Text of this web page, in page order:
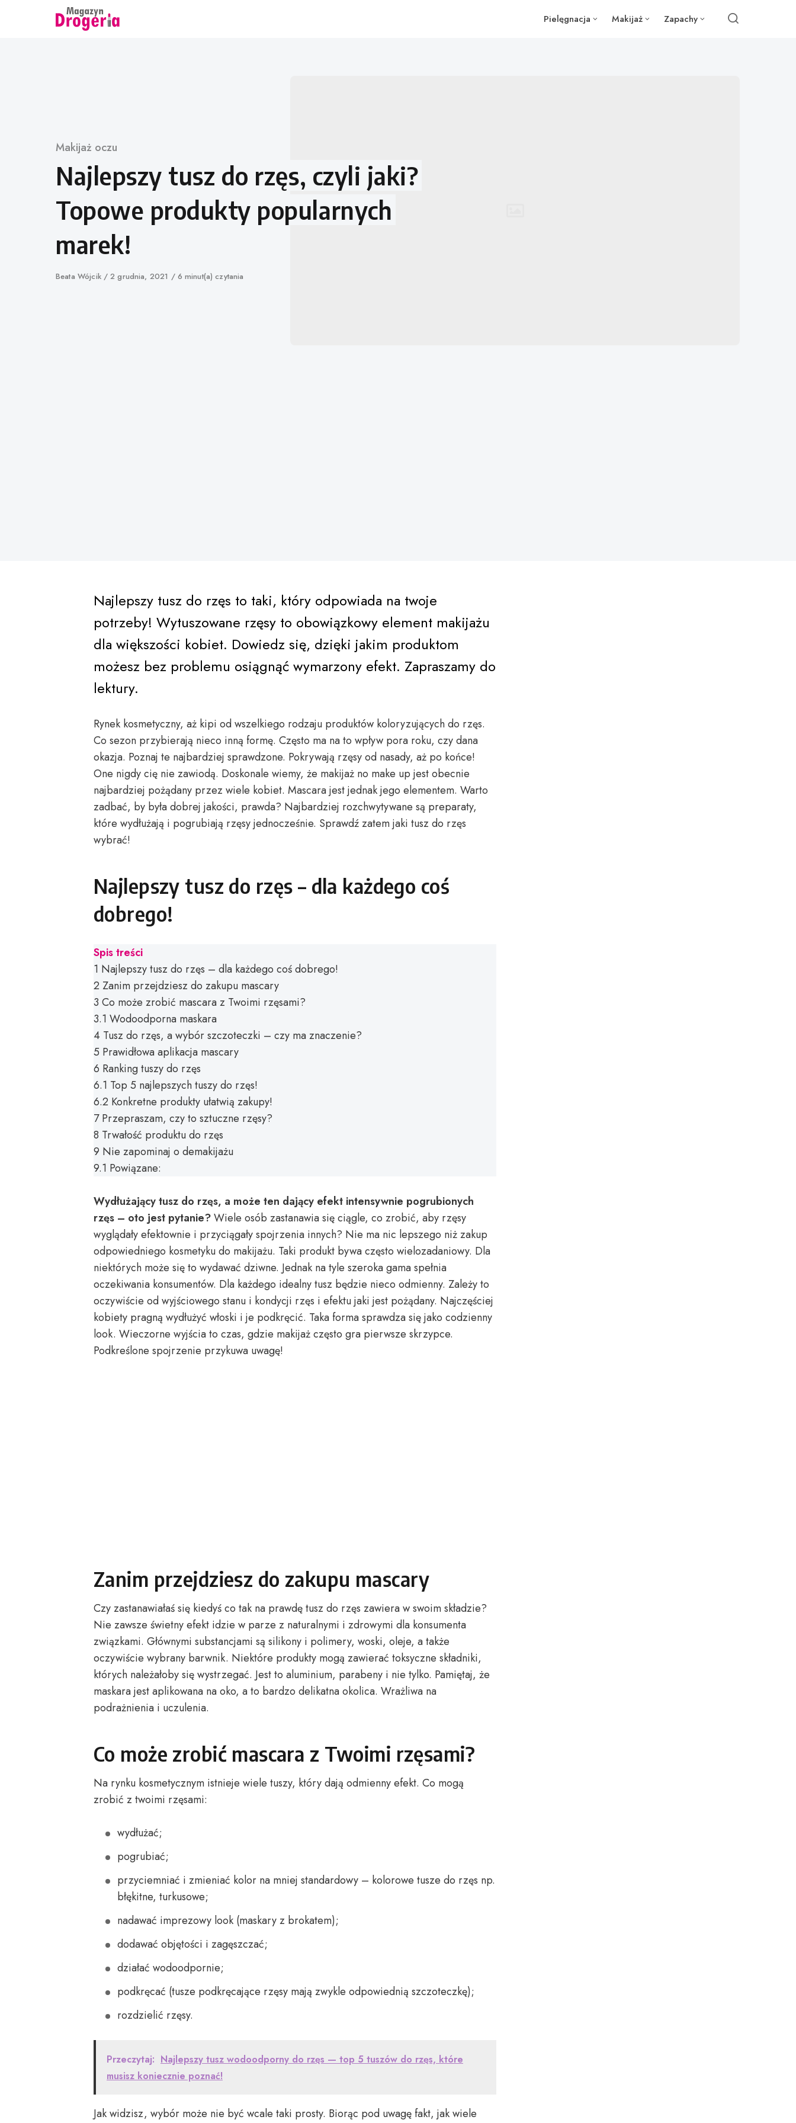
Pielęgnacja Makijaż Zapachy
Category
Makijaż oczu
Najlepszy tusz do rzęs, czyli jaki?
Topowe produkty popularnych
marek!
Author
Beata Wójcik
Published
2 grudnia, 2021 6 minut(a) czytania
Najlepszy tusz do rzęs to taki, który odpowiada na twoje
potrzeby! Wytuszowane rzęsy to obowiązkowy element makijażu
dla większości kobiet. Dowiedz się, dzięki jakim produktom
możesz bez problemu osiągnąć wymarzony efekt. Zapraszamy do
lektury.
Rynek kosmetyczny, aż kipi od wszelkiego rodzaju produktów koloryzujących do rzęs.
Co sezon przybierają nieco inną formę. Często ma na to wpływ pora roku, czy dana
okazja. Poznaj te najbardziej sprawdzone. Pokrywają rzęsy od nasady, aż po końce!
One nigdy cię nie zawiodą. Doskonale wiemy, że makijaż no make up jest obecnie
najbardziej pożądany przez wiele kobiet. Mascara jest jednak jego elementem. Warto
zadbać, by była dobrej jakości, prawda? Najbardziej rozchwytywane są preparaty,
które wydłużają i pogrubiają rzęsy jednocześnie. Sprawdź zatem jaki tusz do rzęs
wybrać!
Najlepszy tusz do rzęs – dla każdego coś
dobrego!
Spis treści
1 Najlepszy tusz do rzęs – dla każdego coś dobrego!
2 Zanim przejdziesz do zakupu mascary
3 Co może zrobić mascara z Twoimi rzęsami?
3.1 Wodoodporna maskara
4 Tusz do rzęs, a wybór szczoteczki – czy ma znaczenie?
5 Prawidłowa aplikacja mascary
6 Ranking tuszy do rzęs
6.1 Top 5 najlepszych tuszy do rzęs!
6.2 Konkretne produkty ułatwią zakupy!
7 Przepraszam, czy to sztuczne rzęsy?
8 Trwałość produktu do rzęs
9 Nie zapominaj o demakijażu
9.1 Powiązane:
Wydłużający tusz do rzęs, a może ten dający efekt intensywnie pogrubionych
rzęs – oto jest pytanie?Wiele osób zastanawia się ciągle, co zrobić, aby rzęsy
wyglądały efektownie i przyciągały spojrzenia innych? Nie ma nic lepszego niż zakup
odpowiedniego kosmetyku do makijażu. Taki produkt bywa często wielozadaniowy. Dla
niektórych może się to wydawać dziwne. Jednak na tyle szeroka gama spełnia
oczekiwania konsumentów. Dla każdego idealny tusz będzie nieco odmienny. Zależy to
oczywiście od wyjściowego stanu i kondycji rzęs i efektu jaki jest pożądany. Najczęściej
kobiety pragną wydłużyć włoski i je podkręcić. Taka forma sprawdza się jako codzienny
look. Wieczorne wyjścia to czas, gdzie makijaż często gra pierwsze skrzypce.
Podkreślone spojrzenie przykuwa uwagę!
Zanim przejdziesz do zakupu mascary
Czy zastanawiałaś się kiedyś co tak na prawdę tusz do rzęs zawiera w swoim składzie?
Nie zawsze świetny efekt idzie w parze z naturalnymi i zdrowymi dla konsumenta
związkami. Głównymi substancjami są silikony i polimery, woski, oleje, a także
oczywiście wybrany barwnik. Niektóre produkty mogą zawierać toksyczne składniki,
których należałoby się wystrzegać. Jest to aluminium, parabeny i nie tylko. Pamiętaj, że
maskara jest aplikowana na oko, a to bardzo delikatna okolica. Wrażliwa na
podrażnienia i uczulenia.
Co może zrobić mascara z Twoimi rzęsami?
Na rynku kosmetycznym istnieje wiele tuszy, który dają odmienny efekt. Co mogą
zrobić z twoimi rzęsami:
wydłużać;
pogrubiać;
przyciemniać i zmieniać kolor na mniej standardowy – kolorowe tusze do rzęs np.
błękitne, turkusowe;
nadawać imprezowy look (maskary z brokatem);
dodawać objętości i zagęszczać;
działać wodoodpornie;
podkręcać (tusze podkręcające rzęsy mają zwykle odpowiednią szczoteczkę);
rozdzielić rzęsy.
Przeczytaj: Najlepszy tusz wodoodporny do rzęs — top 5 tuszów do rzęs, które
musisz koniecznie poznać!
Jak widzisz, wybór może nie być wcale taki prosty. Biorąc pod uwagę fakt, jak wiele